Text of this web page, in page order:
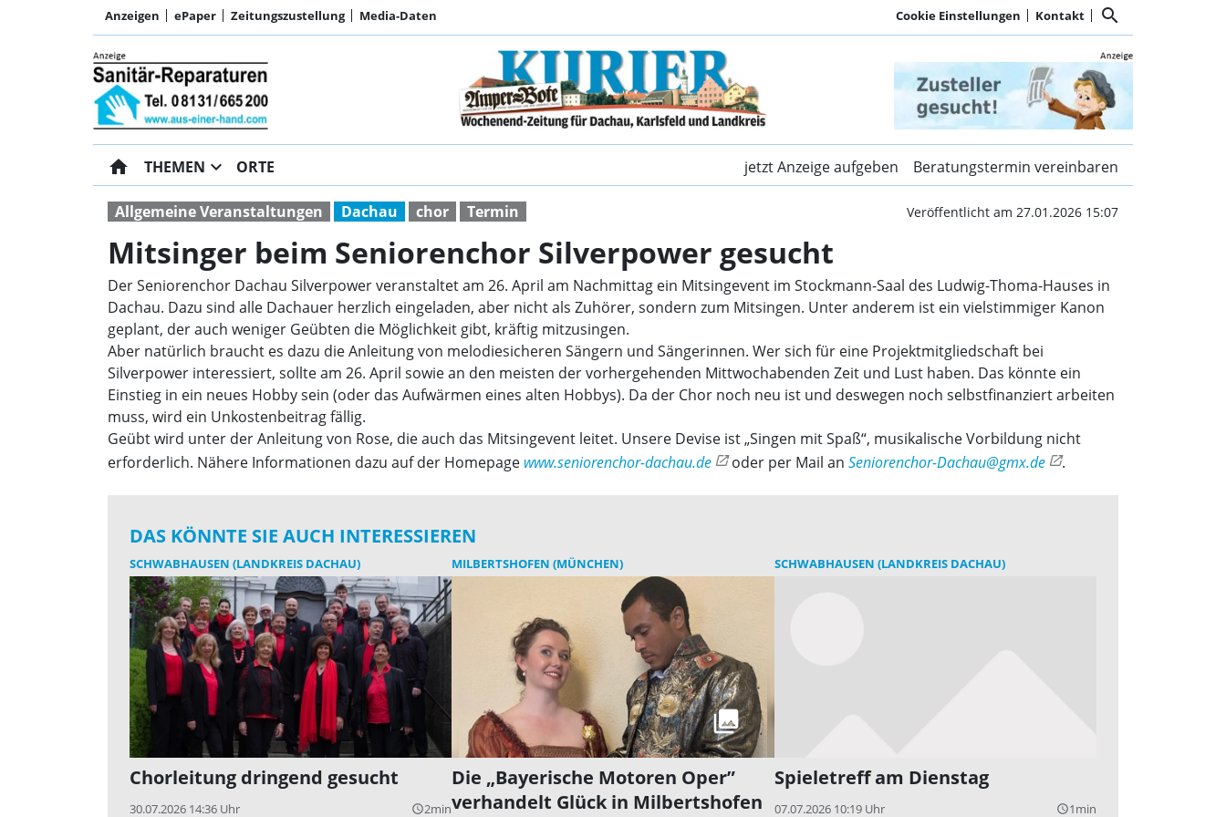
Anzeigen ePaper Zeitungszustellung Media-Daten Cookie Einstellungen Kontakt search
Mitsinger beim Seniorenchor Silverpower
home THEMEN expand_more ORTE jetzt Anzeige aufgeben Beratungstermin vereinbaren
Allgemeine Veranstaltungen Dachau chor Termin Veröffentlicht am 27.01.2026 15:07
Mitsinger beim Seniorenchor Silverpower gesucht
Der Seniorenchor Dachau Silverpower veranstaltet am 26. April am Nachmittag ein Mitsingevent im Stockmann-Saal des Ludwig-Thoma-Hauses in
Dachau. Dazu sind alle Dachauer herzlich eingeladen, aber nicht als Zuhörer, sondern zum Mitsingen. Unter anderem ist ein vielstimmiger Kanon
geplant, der auch weniger Geübten die Möglichkeit gibt, kräftig mitzusingen.
Aber natürlich braucht es dazu die Anleitung von melodiesicheren Sängern und Sängerinnen. Wer sich für eine Projektmitgliedschaft bei
Silverpower interessiert, sollte am 26. April sowie an den meisten der vorhergehenden Mittwochabenden Zeit und Lust haben. Das könnte ein
Einstieg in ein neues Hobby sein (oder das Aufwärmen eines alten Hobbys). Da der Chor noch neu ist und deswegen noch selbstfinanziert arbeiten
muss, wird ein Unkostenbeitrag fällig.
Geübt wird unter der Anleitung von Rose, die auch das Mitsingevent leitet. Unsere Devise ist „Singen mit Spaß“, musikalische Vorbildung nicht
erforderlich. Nähere Informationen dazu auf der Homepage www.seniorenchor-dachau.de oder per Mail an Seniorenchor-Dachau@gmx.de .
DAS KÖNNTE SIE AUCH INTERESSIEREN
SCHWABHAUSEN (LANDKREIS DACHAU)
Chorleitung dringend gesucht
30.07.2026 14:36 Uhr query_builder2min
MILBERTSHOFEN (MÜNCHEN)
Die „Bayerische Motoren Oper”
verhandelt Glück in Milbertshofen
SCHWABHAUSEN (LANDKREIS DACHAU)
Spieletreff am Dienstag
07.07.2026 10:19 Uhr query_builder1min